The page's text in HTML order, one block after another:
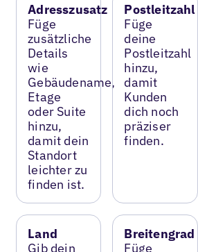
Adresszusatz
Füge
zusätzliche
Details
wie
Gebäudename,
Etage
oder Suite
hinzu,
damit dein
Standort
leichter zu
finden ist.
Postleitzahl
Füge
deine
Postleitzahl
hinzu,
damit
Kunden
dich noch
präziser
finden.
Land
Gib dein
Breitengrad
Füge